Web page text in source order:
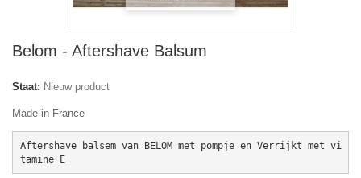
Belom - Aftershave Balsum
Staat: Nieuw product
Made in France
Aftershave balsem van BELOM met pompje en Verrijkt met vi
tamine E